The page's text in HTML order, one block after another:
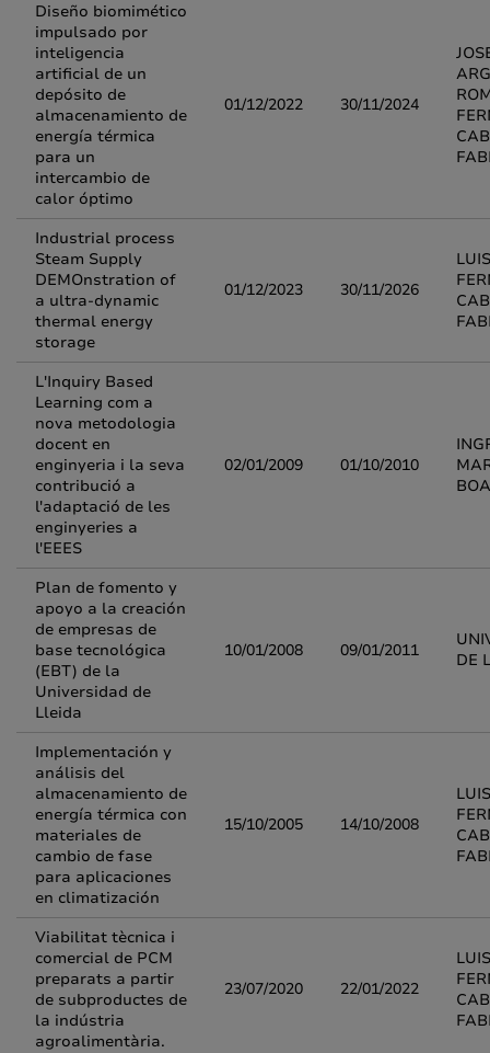
Diseño biomimético
impulsado por
inteligencia
artificial de un
depósito de
almacenamiento de
energía térmica
para un
intercambio de
calor óptimo
01/12/2022 30/11/2024
Industrial process
Steam Supply
DEMOnstration of
a ultra-dynamic
thermal energy
storage
01/12/2023 30/11/2026
L'Inquiry Based
Learning com a
nova metodologia
docent en
enginyeria i la seva
contribució a
l'adaptació de les
enginyeries a
l'EEES
02/01/2009 01/10/2010
Plan de fomento y
apoyo a la creación
de empresas de
base tecnológica
(EBT) de la
Universidad de
Lleida
10/01/2008 09/01/2011
DE
Implementación y
análisis del
almacenamiento de
energía térmica con
materiales de
cambio de fase
para aplicaciones
en climatización
15/10/2005 14/10/2008
Viabilitat tècnica i
comercial de PCM
preparats a partir
de subproductes de
la indústria
agroalimentària.
23/07/2020 22/01/2022